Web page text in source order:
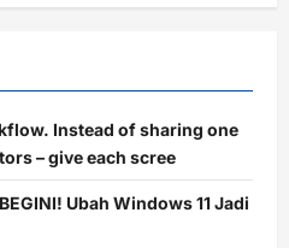
Instead of sharing one
– give each scree
Ubah Windows 11 Jadi